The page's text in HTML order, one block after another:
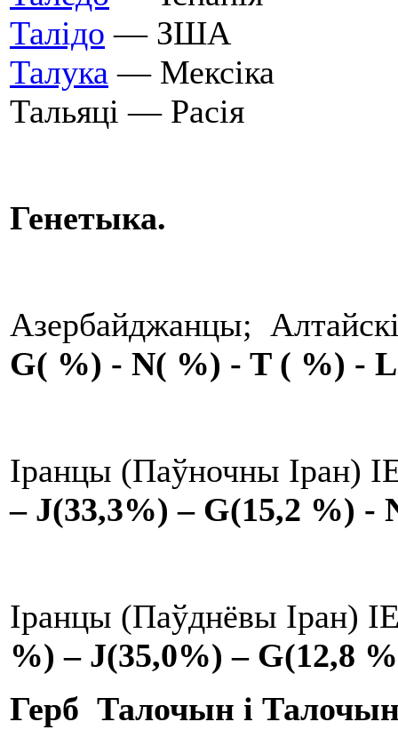
Талідо — ЗША
Талука — Мексіка
Тальяці — Расія
Генетыка.
Азербайджанцы;
G( %) - N( %) - T( %) - L
Іранцы (Паўночны Іран)
– J(33,3%) – G(15,2 %) -
Іранцы (Паўднёвы Іран)
%) – J(35,0%) – G(12,8
Герб Талочын і